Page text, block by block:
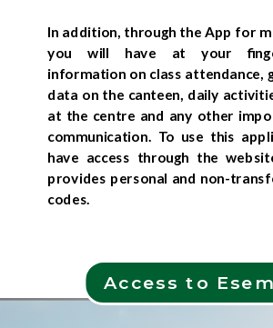
In addition, through the App for
you will have at your
information on class attendance,
data on the canteen, daily
at the centre and any other
communication. To use this
have access through the
provides personal and non-
codes.
Access to